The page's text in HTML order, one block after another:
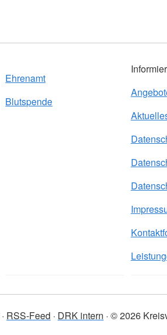
Ehrenamt
Blutspende
RSS-Feed DRK intern © 2026